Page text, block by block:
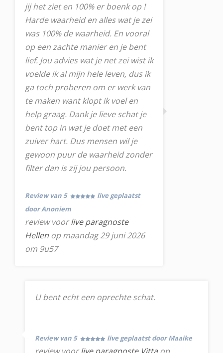
jij het ziet en 100% er boenk op !
Harde waarheid en alles wat je zei
was 100% de waarheid. En vooral
op een zachte manier en je bent
lief. Jou advies wat je net zei wist ik
voelde ik al mijn hele leven, dus ik
ga toch proberen om er werk van
te maken want klopt ik voel en
help graag. Dank je lieve schat je
bent top in wat je doet met een
zuiver hart. Dus mensen wil je
gewoon puur de waarheid zonder
filter dan is zij jou persoon.
Review van 5
live geplaatst
door Anoniem
review voorlive paragnoste
Hellen op maandag 29 juni 2026
om 9u57
U bent echt een oprechte schat.
Review van 5 live geplaatst door Maaike